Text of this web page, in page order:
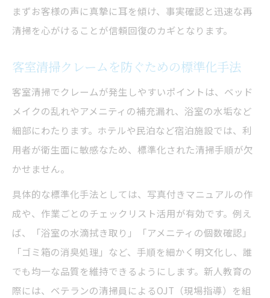
まずお客様の声に真摯に耳を傾け、事実確認と迅速な再
清掃を心がけることが信頼回復のカギとなります。
客室清掃クレームを防ぐための標準化手法
客室清掃でクレームが発生しやすいポイントは、ベッド
メイクの乱れやアメニティの補充漏れ、浴室の水垢など
細部にわたります。ホテルや民泊など宿泊施設では、利
用者が衛生面に敏感なため、標準化された清掃手順が欠
かせません。
具体的な標準化手法としては、写真付きマニュアルの作
成や、作業ごとのチェックリスト活用が有効です。例え
ば、「浴室の水滴拭き取り」「アメニティの個数確認」
「ゴミ箱の消臭処理」など、手順を細かく明文化し、誰
でも均一な品質を維持できるようにします。新人教育の
際には、ベテランの清掃員によるOJT（現場指導）を組